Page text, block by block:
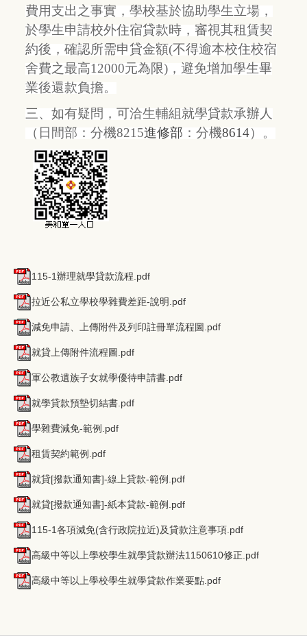
費用支出之事實，學校基於協助學生立場，
於學生申請校外住宿貸款時，審視其租賃契
約後，確認所需申貸金額(不得逾本校住校宿
舍費之最高12000元為限)，避免增加學生畢
業後還款負擔。
三、如有疑問，可洽生輔組就學貸款承辦人
（ 日間部 ：分機8215進修部 ：分機8614）。
115-1辦理就學貸款流程.pdf
拉近公私立學校學雜費差距-說明.pdf
減免申請、上傳附件及列印註冊單流程圖.pdf
就貸上傳附件流程圖.pdf
軍公教遺族子女就學優待申請書.pdf
就學貸款預墊切結書.pdf
學雜費減免-範例.pdf
租賃契約範例.pdf
就貸[撥款通知書]-線上貸款-範例.pdf
就貸[撥款通知書]-紙本貸款-範例.pdf
115-1各項減免(含行政院拉近)及貸款注意事項.pdf
高級中等以上學校學生就學貸款辦法1150610修正.pdf
高級中等以上學校學生就學貸款作業要點.pdf